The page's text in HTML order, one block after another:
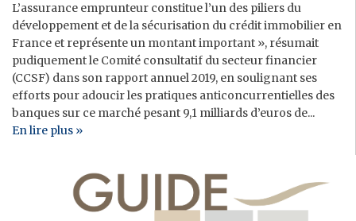
L’assurance emprunteur constitue l’un des piliers du
développement et de la sécurisation du crédit immobilier en
France et représente un montant important », résumait
pudiquement le Comité consultatif du secteur financier
(CCSF) dans son rapport annuel 2019, en soulignant ses
efforts pour adoucir les pratiques anticoncurrentielles des
banques sur ce marché pesant 9,1 milliards d’euros de...
En lire plus »